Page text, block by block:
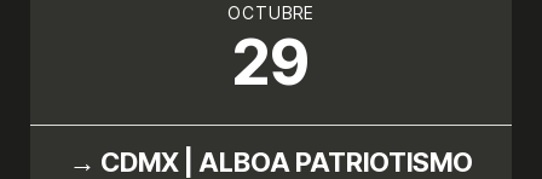
OCTUBRE
29
→ CDMX | ALBOA PATRIOTISMO